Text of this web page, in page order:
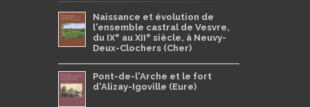
Naissance et évolution de
l'ensemble castral de Vesvre,
du IXe au XIIe siècle, à Neuvy-
Deux-Clochers (Cher)
Pont-de-l'Arche et le fort
d'Alizay-Igoville (Eure)